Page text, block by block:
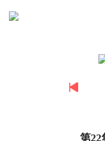
第22